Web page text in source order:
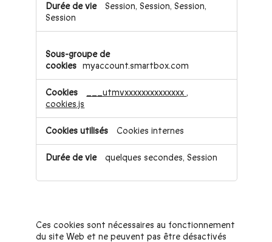
Session, Session, Session,
Session
myaccount.smartbox.com
___utmvxxxxxxxxxxxxxx,
cookies.js
Cookies internes
quelques secondes, Session
Ces cookies sont nécessaires au fonctionnement
du site Web et ne peuvent pas être désactivés